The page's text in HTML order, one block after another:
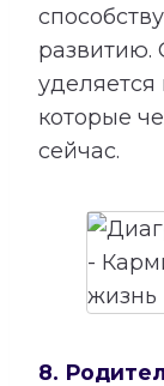
развитию.
которые
сейчас.
8.